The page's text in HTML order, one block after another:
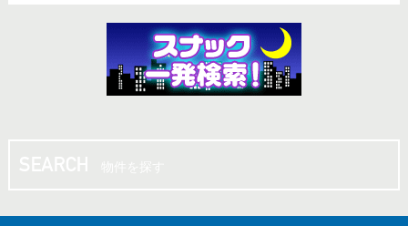
大阪「九条駅」徒歩1分！スナック・バーおすす
め居抜き店舗！中央大通至近・9F最上階！！
19.96坪 ／ 16.50万円